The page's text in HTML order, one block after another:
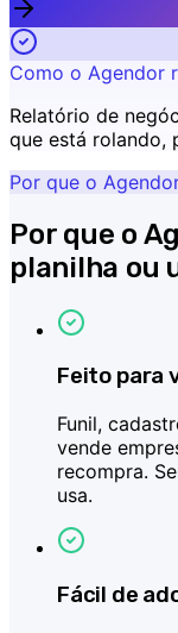
Como o Agendor
Relatório de
que está rolando,
Por que o
Por que o
planilha ou
Feito para
Funil,
vende
recompra.
usa.
Fácil de